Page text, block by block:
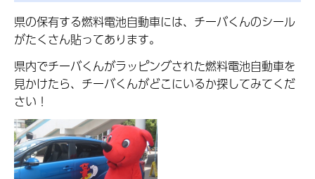
県の保有する燃料電池自動車には、チーバくんのシール
がたくさん貼ってあります。
県内でチーバくんがラッピングされた燃料電池自動車を
見かけたら、チーバくんがどこにいるか探してみてくだ
さい！